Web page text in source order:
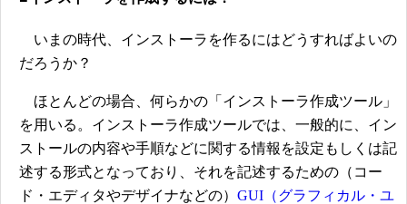
いまの時代、インストーラを作るにはどうすればよいの
だろうか？
ほとんどの場合、何らかの「インストーラ作成ツール」
を用いる。インストーラ作成ツールでは、一般的に、イン
ストールの内容や手順などに関する情報を設定もしくは記
述する形式となっており、それを記述するための（コー
ド・エディタやデザイナなどの） GUI（グラフィカル・ユ